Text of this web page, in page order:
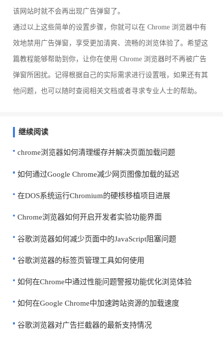
该网站时就不会再出现广告弹窗了。
通过以上这些简单的设置步骤，你就可以在 Chrome 浏览器中有
效地禁用广告弹窗，享受更加清爽、流畅的浏览体验了。希望这
篇教程能够帮助到你，让你在使用 Chrome 浏览器时不再被广告
弹窗所困扰。记得根据自己的实际需求进行设置哦，如果还有其
他问题，也可以随时查阅相关文档或者寻求专业人士的帮助。
继续阅读
chrome浏览器如何清理缓存并解决页面加载问题
如何通过Google Chrome减少网页图像加载的延迟
在DOS系统运行Chromium的硬核移植项目进展
Chrome浏览器如何开启开发者实验功能界面
谷歌浏览器如何减少页面中的JavaScript阻塞问题
谷歌浏览器的标签页管理工具如何使用
如何在Chrome中通过性能问题警报功能优化浏览体验
如何在Google Chrome中加速跨站资源的加载速度
谷歌浏览器对广告拦截器的最新支持情况